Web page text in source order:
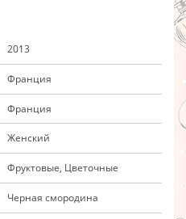
2013
Франция
Франция
Женский
Фруктовые, Цветочные
Черная смородина